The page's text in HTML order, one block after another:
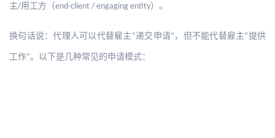
主/用工方（end-client / engaging entity） 。
换句话说：代理人可以代替雇主 “递交申请” ，但不能代替雇主“提供
工作”。以下是几种常见的申请模式：